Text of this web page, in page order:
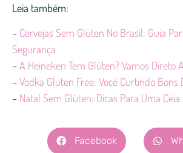
Leia também:
– Cervejas Sem Glúten No Brasil: Guia
Segurança
–A Heineken Tem Glúten? Vamos Direto
–Vodka Gluten Free: Você Curtindo Bons
– Natal Sem Glúten: Dicas Para Uma
Facebook